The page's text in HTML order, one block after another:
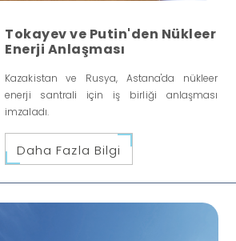
Tokayev ve Putin'den Nükleer
Enerji Anlaşması
Kazakistan ve Rusya, Astana'da nükleer
enerji santrali için iş birliği anlaşması
imzaladı.
Daha Fazla Bilgi